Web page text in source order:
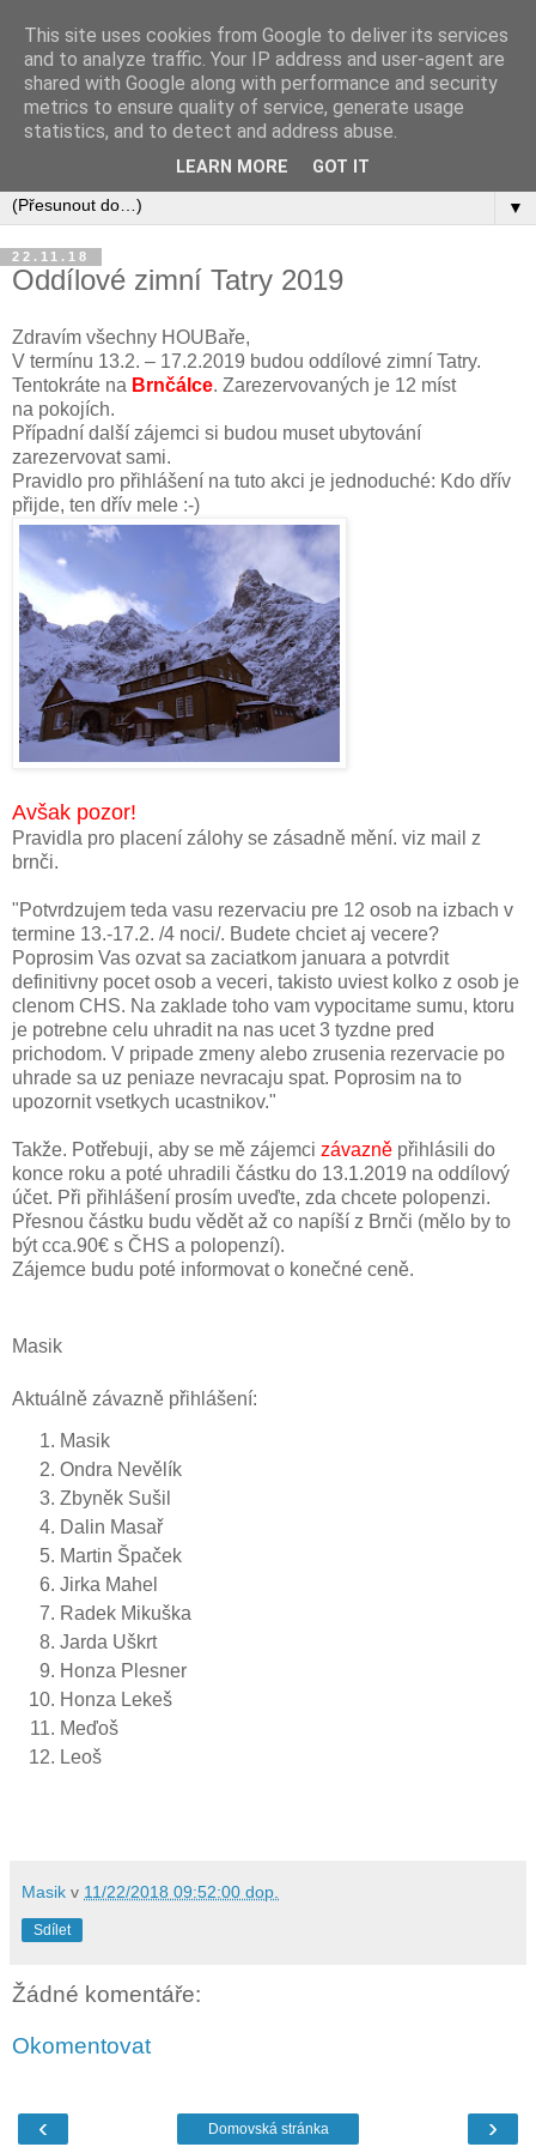
▼
22.11.18
Oddílové zimní Tatry 2019
Zdravím všechny HOUBaře,
V termínu 13.2. – 17.2.2019 budou oddílové zimní Tatry.
Tentokráte na Brnčálce. Zarezervovaných je 12 míst
na pokojích.
Případní další zájemci si budou muset ubytování
zarezervovat sami.
Pravidlo pro přihlášení na tuto akci je jednoduché: Kdo dřív
přijde, ten dřív mele :-)
Avšak pozor!
Pravidla pro placení zálohy se zásadně mění. viz mail z
brnči.
"Potvrdzujem teda vasu rezervaciu pre 12 osob na izbach v
termine 13.-17.2. /4 noci/. Budete chciet aj vecere?
Poprosim Vas ozvat sa zaciatkom januara a potvrdit
definitivny pocet osob a veceri, takisto uviest kolko z osob je
clenom CHS. Na zaklade toho vam vypocitame sumu, ktoru
je potrebne celu uhradit na nas ucet 3 tyzdne pred
prichodom. V pripade zmeny alebo zrusenia rezervacie po
uhrade sa uz peniaze nevracaju spat. Poprosim na to
upozornit vsetkych ucastnikov."
Takže. Potřebuji, aby se mě zájemci závazně přihlásili do
konce roku a poté uhradili částku do 13.1.2019 na oddílový
účet. Při přihlášení prosím uveďte, zda chcete polopenzi.
Přesnou částku budu vědět až co napíší z Brnči (mělo by to
být cca.90€ s ČHS a polopenzí).
Zájemce budu poté informovat o konečné ceně.
Masik
Aktuálně závazně přihlášení:
Masik
Ondra Nevělík
Zbyněk Sušil
Dalin Masař
Martin Špaček
Jirka Mahel
Radek Mikuška
Jarda Uškrt
Honza Plesner
Honza Lekeš
Meďoš
Leoš
Masik v 11/22/2018 09:52:00 dop.
Sdílet
Žádné komentáře:
Okomentovat
‹ ›
Domovská stránka
This site uses cookies from Google to deliver its services
and to analyze traffic. Your IP address and user-agent are
shared with Google along with performance and security
metrics to ensure quality of service, generate usage
statistics, and to detect and address abuse.
LEARN MORE GOT IT